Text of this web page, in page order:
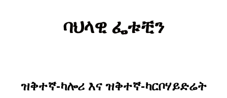
ባህላዊ ፌቱቺን
ዝቅተኛ-ካሎሪ እና ዝቅተኛ-ካርቦሃይድሬት